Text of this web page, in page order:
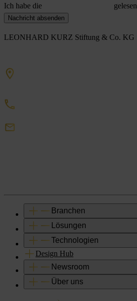
Ich habe die gelesen
Nachricht absenden
LEONHARD KURZ Stiftung & Co. KG
Branchen
Lösungen
Technologien
Design Hub
Newsroom
Über uns